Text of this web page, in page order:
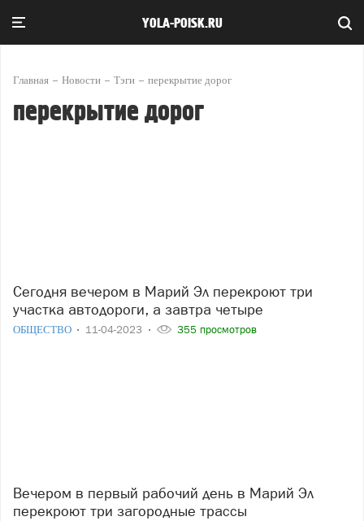
YOLA-POISK.RU
Главная Новости Тэги перекрытие дорог
перекрытие дорог
Сегодня вечером в Марий Эл перекроют три
участка автодороги, а завтра четыре
ОБЩЕСТВО 11-04-2023 355 просмотров
Вечером в первый рабочий день в Марий Эл
перекроют три загородные трассы